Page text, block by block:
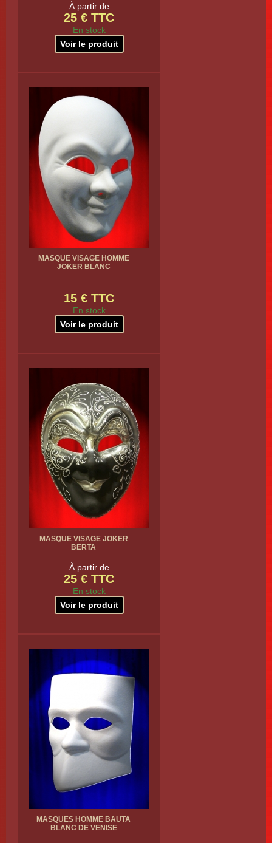
À partir de
25 € TTC
En stock
Voir le produit
MASQUE VISAGE HOMME
JOKER BLANC
15 € TTC
En stock
Voir le produit
MASQUE VISAGE JOKER
BERTA
À partir de
25 € TTC
En stock
Voir le produit
MASQUES HOMME BAUTA
BLANC DE VENISE